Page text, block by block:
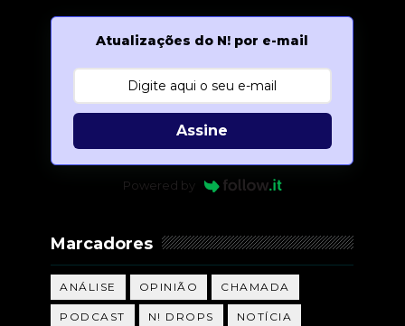
Atualizações do N! por e-mail
Assine
Powered by
Marcadores
ANÁLISE OPINIÃO CHAMADA
PODCAST N! DROPS NOTÍCIA